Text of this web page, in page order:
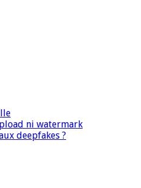
ni watermark
deepfakes ?